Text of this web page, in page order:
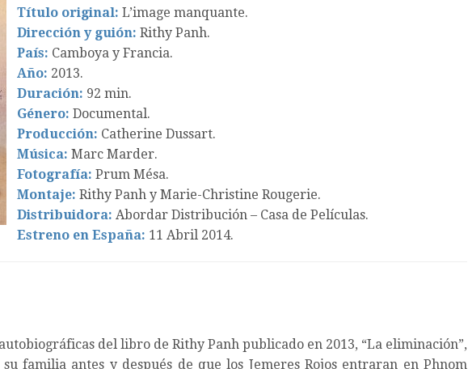
Título original: L’image manquante.
Dirección y guión: Rithy Panh.
País: Camboya y Francia.
Año: 2013.
Duración: 92 min.
Género: Documental.
Producción: Catherine Dussart.
Música: Marc Marder.
Fotografía: Prum Mésa.
Montaje: Rithy Panh y Marie-Christine Rougerie.
Distribuidora: Abordar Distribución – Casa de Películas.
Estreno en España: 11 Abril 2014.
del libro de Rithy Panh publicado en 2013, “La eliminación”,
familia antes y después de que los Jemeres Rojos entraran en Phnom